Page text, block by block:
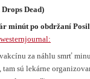
Dead)
minút po obdržaní
westernjournal:
za náhlu smrť
sú lekárne